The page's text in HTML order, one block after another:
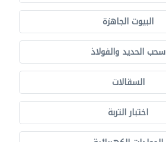
البيوت الجاهزة
سحب الحديد والفولاذ
السقالات
اختبار التربة